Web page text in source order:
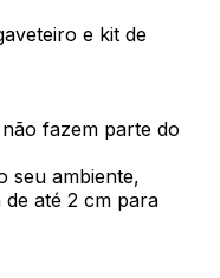
e kit de
fazem parte do
seu ambiente,
até 2 cm para